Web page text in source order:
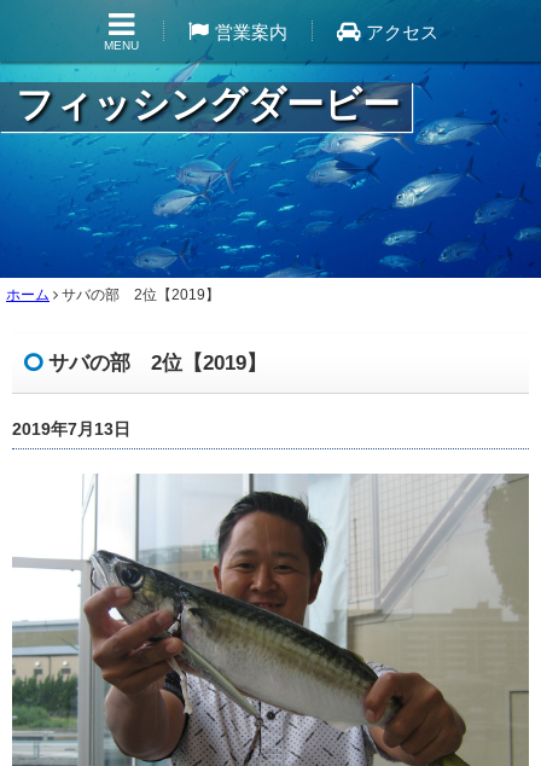
MENU
営業案内 アクセス
フィッシングダービー
ホーム サバの部 2位【2019】
サバの部 2位【2019】
2019年7月13日